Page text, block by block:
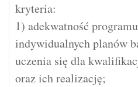
kryteria:
1) adekwatność
indywidualnych planów
uczenia się dla
oraz ich realizację;